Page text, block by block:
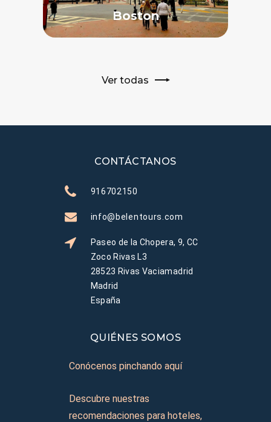
Boston
Ver todas
CONTÁCTANOS
916702150
info@belentours.com
Paseo de la Chopera, 9, CC
Zoco Rivas L3
28523 Rivas Vaciamadrid
Madrid
España
QUIÉNES SOMOS
Conócenos pinchando aquí
Descubre nuestras
recomendaciones para hoteles,